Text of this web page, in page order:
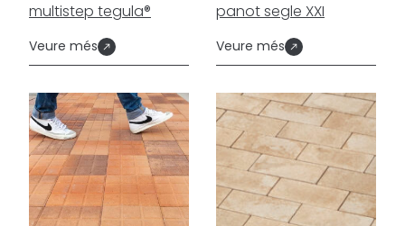
multistep tegula®
Veure més
panot segle XXI
Veure més